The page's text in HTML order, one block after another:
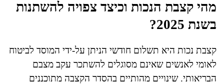
מהי קצבת הנכות וכיצד צפויה להשתנות
בשנת 2025?
קצבת נכות היא תשלום חודשי הניתן על-ידי המוסד לביטוח
לאומי לאנשים שאינם מסוגלים להשתכר עקב מצבם
הבריאותי. שינויים מהותיים בהסדר הקצבה מתוכננים